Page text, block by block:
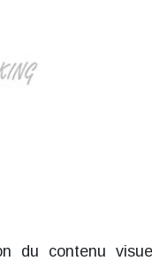
du contenu